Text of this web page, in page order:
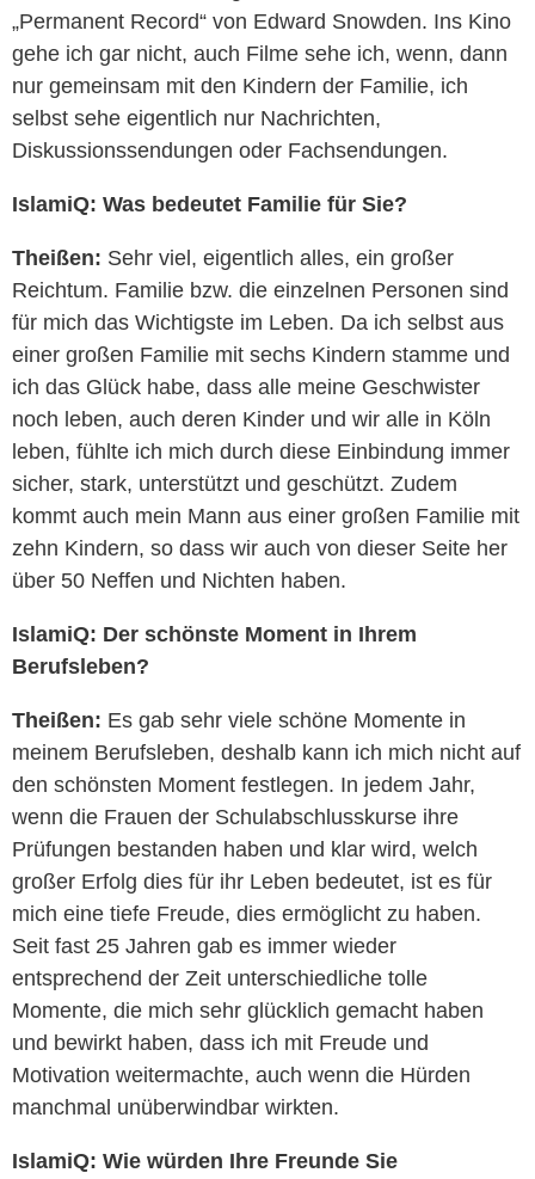
„Permanent Record“ von Edward Snowden. Ins Kino
gehe ich gar nicht, auch Filme sehe ich, wenn, dann
nur gemeinsam mit den Kindern der Familie, ich
selbst sehe eigentlich nur Nachrichten,
Diskussionssendungen oder Fachsendungen.
IslamiQ: Was bedeutet Familie für Sie?
Theißen: Sehr viel, eigentlich alles, ein großer
Reichtum. Familie bzw. die einzelnen Personen sind
für mich das Wichtigste im Leben. Da ich selbst aus
einer großen Familie mit sechs Kindern stamme und
ich das Glück habe, dass alle meine Geschwister
noch leben, auch deren Kinder und wir alle in Köln
leben, fühlte ich mich durch diese Einbindung immer
sicher, stark, unterstützt und geschützt. Zudem
kommt auch mein Mann aus einer großen Familie mit
zehn Kindern, so dass wir auch von dieser Seite her
über 50 Neffen und Nichten haben.
IslamiQ: Der schönste Moment in Ihrem
Berufsleben?
Theißen: Es gab sehr viele schöne Momente in
meinem Berufsleben, deshalb kann ich mich nicht auf
den schönsten Moment festlegen. In jedem Jahr,
wenn die Frauen der Schulabschlusskurse ihre
Prüfungen bestanden haben und klar wird, welch
großer Erfolg dies für ihr Leben bedeutet, ist es für
mich eine tiefe Freude, dies ermöglicht zu haben.
Seit fast 25 Jahren gab es immer wieder
entsprechend der Zeit unterschiedliche tolle
Momente, die mich sehr glücklich gemacht haben
und bewirkt haben, dass ich mit Freude und
Motivation weitermachte, auch wenn die Hürden
manchmal unüberwindbar wirkten.
IslamiQ: Wie würden Ihre Freunde Sie